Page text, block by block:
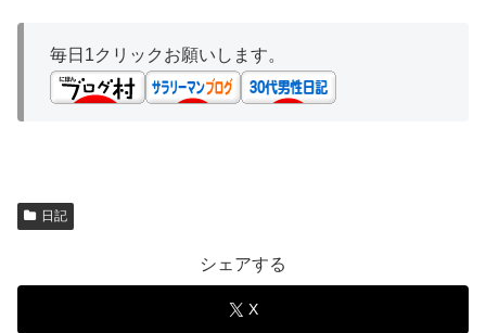
毎日1クリックお願いします。
日記
シェアする
X